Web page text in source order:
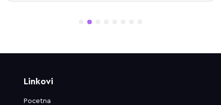
5
Linkovi
Pocetna